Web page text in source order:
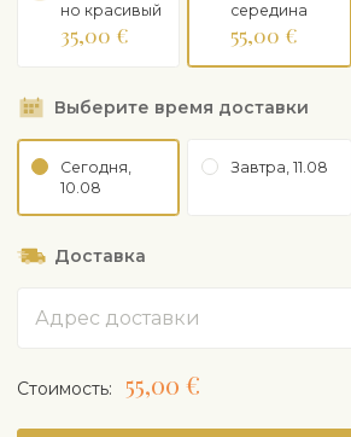
дает представление о цветовой гамме.
но красивый
35,00 €
середина
55,00 €
Выберите время доставки
Сегодня,
10.08
Завтра, 11.08
Доставка
Cтоимость: 55,00 €